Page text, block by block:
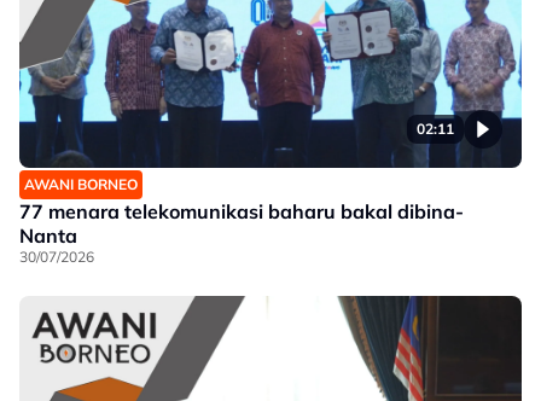
02:11
AWANI BORNEO
77 menara telekomunikasi baharu bakal dibina-
Nanta
30/07/2026